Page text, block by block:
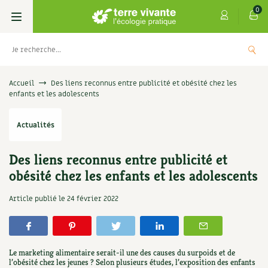
0
Livres
Techniques de jardinage
Verger, arbres
Petit élevage
Aménagement jardin
Se réabonner
Offrir un abonnement
Les numéros
4 saisons
Graines, semences
Potagères
Aromatiques
Florales
Cartes cadeau
Centre Terre vivante
Découvrir le Centre
Visiter en famille, entre amis
Infos & conseils
Jardin bio
Parole libre
Accueil
Des liens reconnus entre publicité et obésité chez les
enfants et les adolescents
Actualités
Des liens reconnus entre publicité et
obésité chez les enfants et les adolescents
Article publié le 24 février 2022
Le marketing alimentaire serait-il une des causes du surpoids et de
l’obésité chez les jeunes ? Selon plusieurs études, l’exposition des enfants
Don pour soutenir Terre vivante